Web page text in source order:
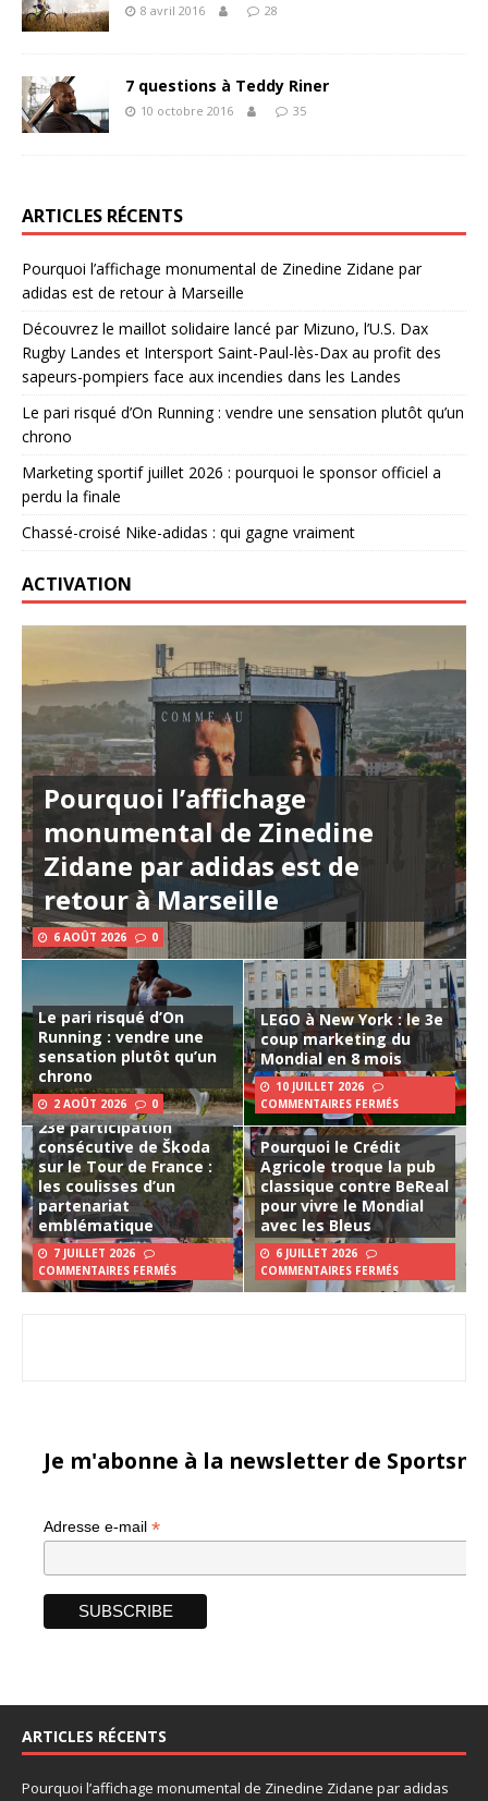
8 avril 2016 28
7 questions à Teddy Riner
10 octobre 2016 35
ARTICLES RÉCENTS
Pourquoi l’affichage monumental de Zinedine Zidane par
adidas est de retour à Marseille
Découvrez le maillot solidaire lancé par Mizuno, l’U.S. Dax
Rugby Landes et Intersport Saint-Paul-lès-Dax au profit des
sapeurs-pompiers face aux incendies dans les Landes
Le pari risqué d’On Running : vendre une sensation plutôt qu’un
chrono
Marketing sportif juillet 2026 : pourquoi le sponsor officiel a
perdu la finale
Chassé-croisé Nike-adidas : qui gagne vraiment
ACTIVATION
Pourquoi l’affichage
monumental de Zinedine
Zidane par adidas est de
retour à Marseille
6 AOÛT 2026 0
Le pari risqué d’On
Running : vendre une
sensation plutôt qu’un
chrono
2 AOÛT 2026 0
LEGO à New York : le 3e
coup marketing du
Mondial en 8 mois
10 JUILLET 2026
COMMENTAIRES FERMÉS
23e participation
consécutive de Škoda
sur le Tour de France :
les coulisses d’un
partenariat
emblématique
7 JUILLET 2026
COMMENTAIRES FERMÉS
Pourquoi le Crédit
Agricole troque la pub
classique contre BeReal
pour vivre le Mondial
avec les Bleus
6 JUILLET 2026
COMMENTAIRES FERMÉS
Je m'abonne à la newsletter de
Adresse e-mail *
ARTICLES RÉCENTS
Pourquoi l’affichage monumental de Zinedine Zidane par adidas